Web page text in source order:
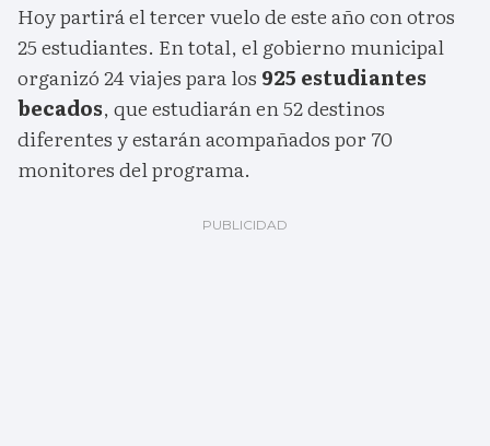
Hoy partirá el tercer vuelo de este año con otros
25 estudiantes. En total, el gobierno municipal
organizó 24 viajes para los 925 estudiantes
becados, que estudiarán en 52 destinos
diferentes y estarán acompañados por 70
monitores del programa.